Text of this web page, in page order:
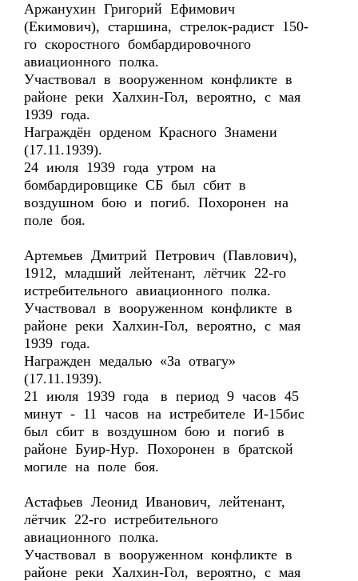
Аржанухин Григорий Ефимович
(Екимович), старшина, стрелок-радист 150-
го скоростного бомбардировочного
авиационного полка.
Участвовал в вооруженном конфликте в
районе реки Халхин-Гол, вероятно, с мая
1939 года.
Награждён орденом Красного Знамени
(17.11.1939).
24 июля 1939 года утром на
бомбардировщике СБ был сбит в
воздушном бою и погиб. Похоронен на
поле боя.
Артемьев Дмитрий Петрович (Павлович),
1912, младший лейтенант, лётчик 22-го
истребительного авиационного полка.
Участвовал в вооруженном конфликте в
районе реки Халхин-Гол, вероятно, с мая
1939 года.
Награжден медалью «За отвагу»
(17.11.1939).
21 июля 1939 года в период 9 часов 45
минут - 11 часов на истребителе И-15бис
был сбит в воздушном бою и погиб в
районе Буир-Нур. Похоронен в братской
могиле на поле боя.
Астафьев Леонид Иванович, лейтенант,
лётчик 22-го истребительного
авиационного полка.
Участвовал в вооруженном конфликте в
районе реки Халхин-Гол, вероятно, с мая